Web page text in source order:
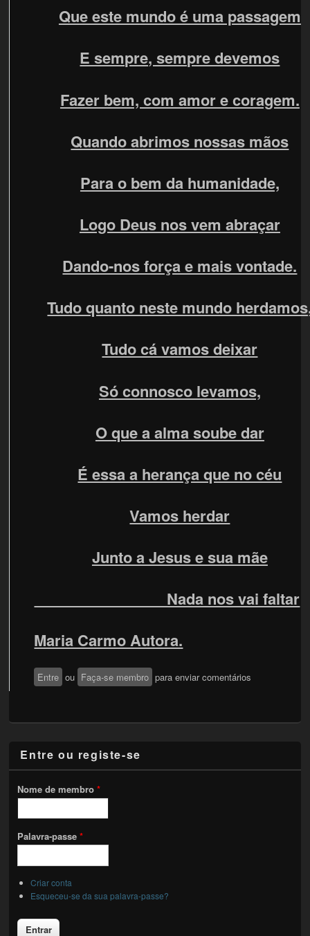
Que este mundo é uma passagem
E sempre, sempre devemos
Fazer bem, com amor e coragem.
Quando abrimos nossas mãos
Para o bem da humanidade,
Logo Deus nos vem abraçar
Dando-nos força e mais vontade.
Tudo quanto neste mundo
Tudo cá vamos deixar
Só connosco levamos,
O que a alma soube dar
É essa a herança que no céu
Vamos herdar
Junto a Jesus e sua mãe
Nada nos vai faltar
Maria Carmo Autora.
Entre ou Faça-se membro para enviar comentários
Entre ou registe-se
Nome de membro*
Palavra-passe*
Criar conta
Esqueceu-se da sua palavra-passe?